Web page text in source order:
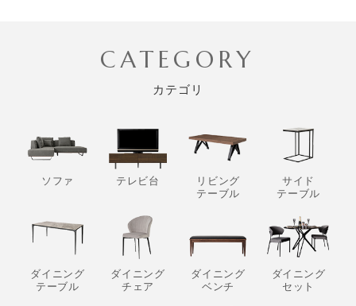
CATEGORY
カテゴリ
ソファ テレビ台
リビング
テーブル
サイド
テーブル
ダイニング
テーブル
ダイニング
チェア
ダイニング
ベンチ
ダイニング
セット